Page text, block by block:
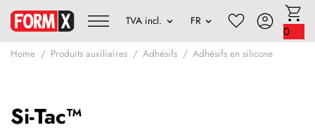
0
Home Produits auxiliaires Adhésifs Adhésifs en silicone
Si-Tac™